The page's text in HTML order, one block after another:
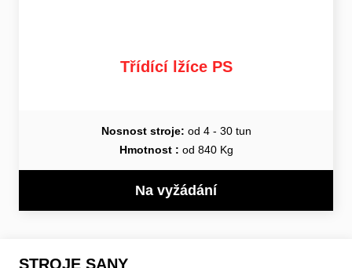
Třídící lžíce PS
Nosnost stroje: od 4 - 30 tun
Hmotnost : od 840 Kg
Na vyžádání
STROJE SANY